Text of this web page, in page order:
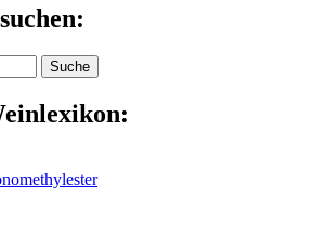
Suche